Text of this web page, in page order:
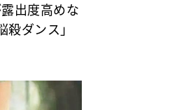
出度高めな
ダンス」